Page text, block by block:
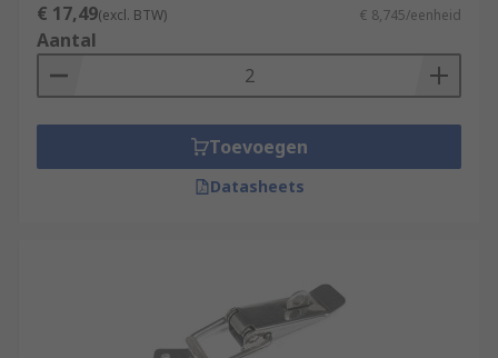
€ 17,49(excl. BTW) € 8,745/eenheid
Aantal
Toevoegen
Datasheets